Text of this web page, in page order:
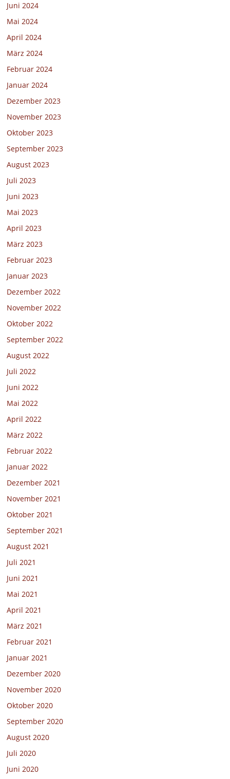
Juni 2024
Mai 2024
April 2024
März 2024
Februar 2024
Januar 2024
Dezember 2023
November 2023
Oktober 2023
September 2023
August 2023
Juli 2023
Juni 2023
Mai 2023
April 2023
März 2023
Februar 2023
Januar 2023
Dezember 2022
November 2022
Oktober 2022
September 2022
August 2022
Juli 2022
Juni 2022
Mai 2022
April 2022
März 2022
Februar 2022
Januar 2022
Dezember 2021
November 2021
Oktober 2021
September 2021
August 2021
Juli 2021
Juni 2021
Mai 2021
April 2021
März 2021
Februar 2021
Januar 2021
Dezember 2020
November 2020
Oktober 2020
September 2020
August 2020
Juli 2020
Juni 2020